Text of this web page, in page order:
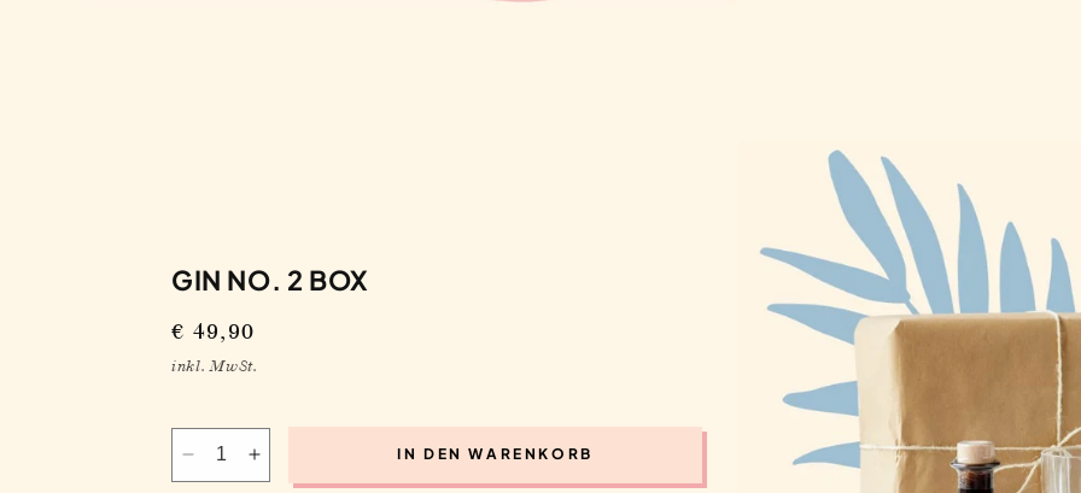
GIN NO. 2 BOX
Normaler
Preis
€ 49,90
inkl. MwSt.
VerringereErhöhe
IN DEN WARENKORB